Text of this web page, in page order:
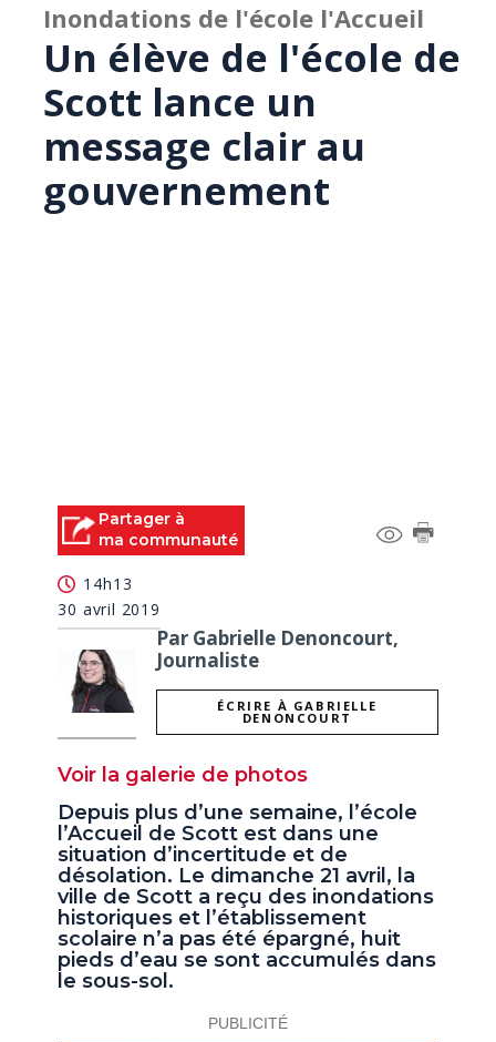
Inondations de l'école l'Accueil
Un élève de l'école de
Scott lance un
message clair au
gouvernement
Partager à
ma communauté
14h13
30 avril 2019
Par Gabrielle Denoncourt,
Journaliste
ÉCRIRE À GABRIELLE
DENONCOURT
Voir la galerie de photos
Depuis plus d’une semaine, l’école
l’Accueil de Scott est dans une
situation d’incertitude et de
désolation. Le dimanche 21 avril, la
ville de Scott a reçu des inondations
historiques et l’établissement
scolaire n’a pas été épargné, huit
pieds d’eau se sont accumulés dans
le sous-sol.